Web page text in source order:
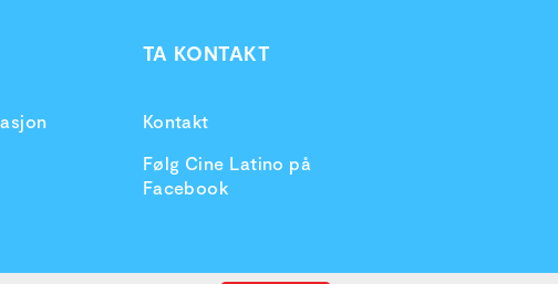
TA KONTAKT
Kontakt
Følg Cine Latino på
Facebook